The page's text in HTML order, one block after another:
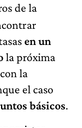
de la
en un
la próxima
la
el caso
básicos.